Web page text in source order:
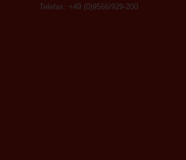
Telefax: +49 (0)9566/929-200